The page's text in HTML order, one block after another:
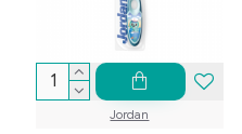
Jordan